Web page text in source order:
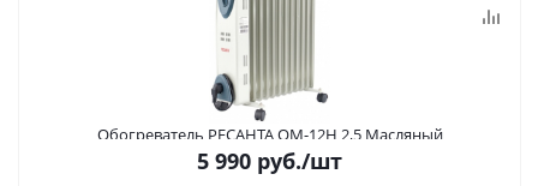
Обогреватель РЕСАНТА ОМ-12Н 2,5 Масляный
5 990 руб./шт